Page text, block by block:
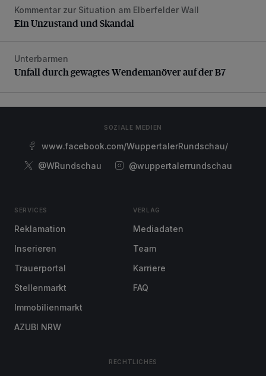
Ein Unzustand und Skandal
Kommentar zur Situation am Elberfelder Wall
Ein Unzustand und Skandal
Unfall durch gewagtes Wendemanöver auf der B7
Unterbarmen
Unfall durch gewagtes Wendemanöver auf der B7
SOZIALE MEDIEN
www.facebook.com/WuppertalerRundschau/
@WRundschau
@wuppertalerrundschau
SERVICES
Reklamation
Inserieren
Trauerportal
Stellenmarkt
Immobilienmarkt
AZUBI NRW
VERLAG
Mediadaten
Team
Karriere
FAQ
RECHTLICHES